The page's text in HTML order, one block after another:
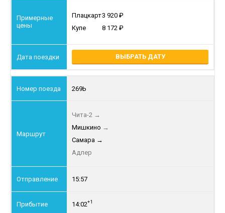
Плацкарт3 920
Купе
8 172
ВЫБРАТЬ ДАТУ
269Ь
Чита-2 →
Мишкино →
Самара →
Адлер
15:57
14:02+1